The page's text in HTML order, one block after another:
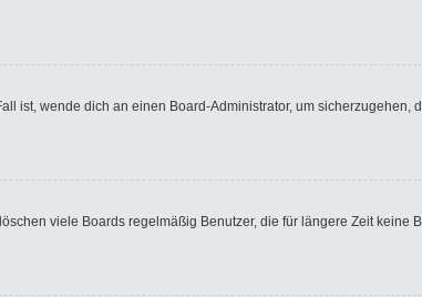
ist, wende dich an einen Board-Administrator, um sicherzugehen,
viele Boards regelmäßig Benutzer, die für längere Zeit keine